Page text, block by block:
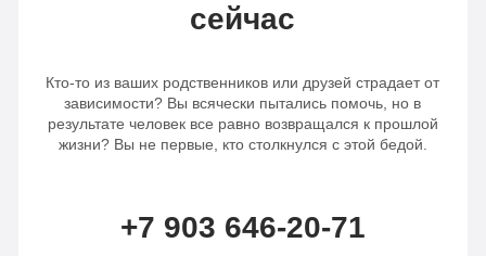
сейчас
Кто-то из ваших родственников или друзей страдает от
зависимости? Вы всячески пытались помочь, но в
результате человек все равно возвращался к прошлой
жизни? Вы не первые, кто столкнулся с этой бедой.
+7 903 646-20-71